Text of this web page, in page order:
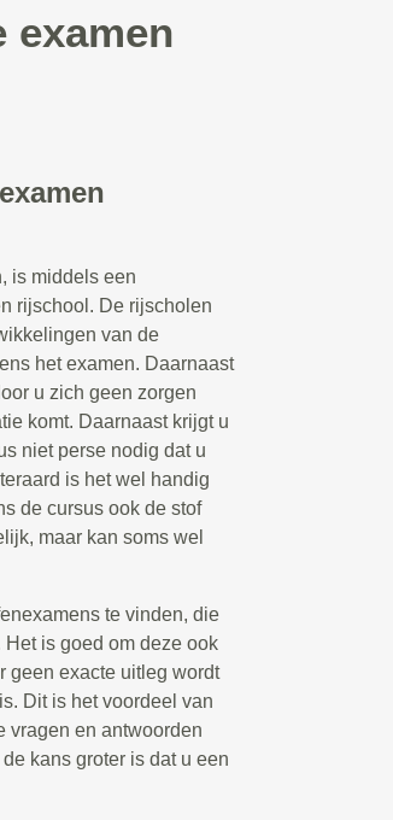
examen
is middels een
rijschool. De rijscholen
van de
het examen. Daarnaast
u zich geen zorgen
komt. Daarnaast krijgt u
niet perse nodig dat u
is het wel handig
de cursus ook de stof
maar kan soms wel
te vinden, die
is goed om deze ook
geen exacte uitleg wordt
Dit is het voordeel van
vragen en antwoorden
kans groter is dat u een